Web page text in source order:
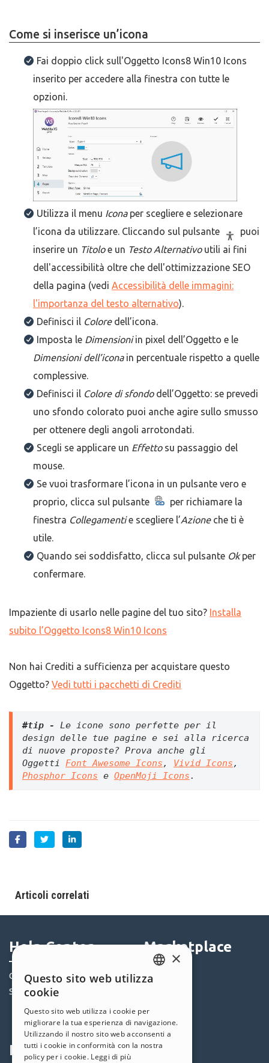
Come si inserisce un’icona
Fai doppio click sull'Oggetto Icons8 Win10 Icons
inserito per accedere alla finestra con tutte le
opzioni.
Utilizza il menu Icona per scegliere e selezionare
l’icona da utilizzare. Cliccando sul pulsante
puoi
inserire un Titoloe un Testo Alternativoutili ai fini
dell'accessibilità oltre che dell'ottimizzazione SEO
della pagina (vedi Accessibilità delle immagini:
l'importanza del testo alternativo).
Definisci il Colore dell’icona.
Imposta le Dimensioniin pixel dell’Oggetto e le
Dimensioni dell’icona in percentuale rispetto a quelle
complessive.
Definisci il Colore di sfondodell’Oggetto: se prevedi
uno sfondo colorato puoi anche agire sullo smusso
per ottenere degli angoli arrotondati.
Scegli se applicare un Effetto su passaggio del
mouse.
Se vuoi trasformare l’icona in un pulsante vero e
proprio, clicca sul pulsante
per richiamare la
finestra Collegamentie scegliere l’Azioneche ti è
utile.
Quando sei soddisfatto, clicca sul pulsante Okper
confermare.
Impaziente di usarlo nelle pagine del tuo sito? Installa
subito l’Oggetto Icons8 Win10 Icons
Non hai Crediti a sufficienza per acquistare questo
Oggetto? Vedi tutti i pacchetti di Crediti
#tip -
Le icone sono perfette per il
design delle tue pagine e sei alla ricerca
di nuove proposte? Prova anche gli
Oggetti Font Awesome Icons, Vivid Icons
Phosphor Icons e OpenMoji Icons.
Articoli correlati
Help Center
Community
Siti Utenti
Marketplace
Templates
Offerte
Profilo Seguici
ENGLISH
GERMAN
SPANISH
×
Questo sito web utilizza
cookie
Questo sito web utilizza i cookie per
migliorare la tua esperienza di navigazione.
Utilizzando il nostro sito web acconsenti a
tutti i cookie in conformità con la nostra
policy per i cookie. Leggi di più